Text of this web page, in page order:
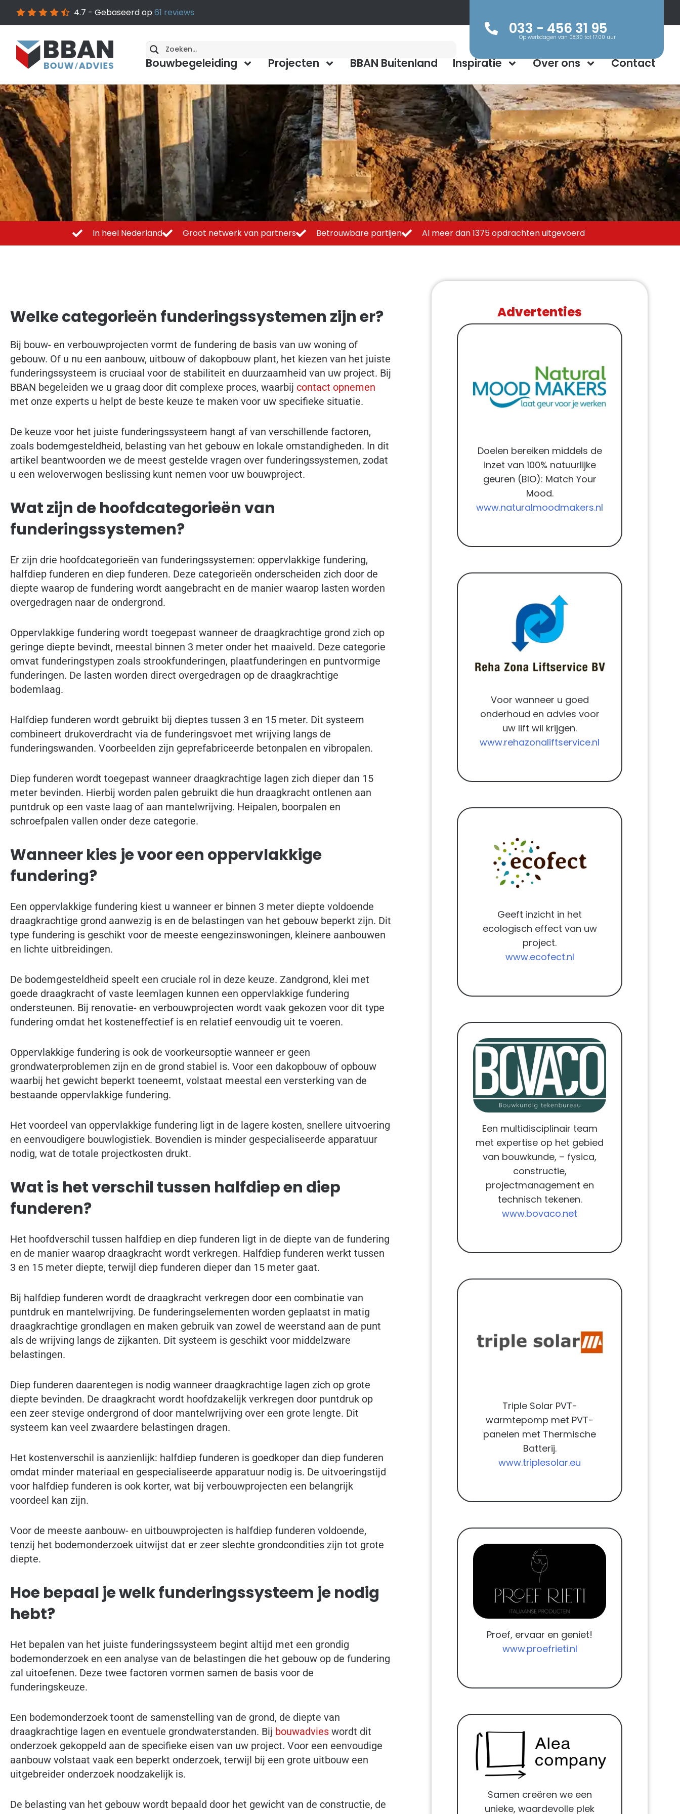
4.7 - Gebaseerd op 61 reviews
033 - 456 31 95
Op werkdagen van 08:30 tot 17:00 uur
Bouwbegeleiding Projecten BBAN Buitenland Inspiratie Over ons Contact
In heel Nederland Groot netwerk van partners Betrouwbare partijen Al meer dan 1375 opdrachten uitgevoerd
Welke categorieën funderingssystemen zijn er?
Bij bouw- en verbouwprojecten vormt de fundering de basis van uw woning of
gebouw. Of u nu een aanbouw, uitbouw of dakopbouw plant, het kiezen van het juiste
funderingssysteem is cruciaal voor de stabiliteit en duurzaamheid van uw project. Bij
BBAN begeleiden we u graag door dit complexe proces, waarbij contact opnemen
met onze experts u helpt de beste keuze te maken voor uw specifieke situatie.
De keuze voor het juiste funderingssysteem hangt af van verschillende factoren,
zoals bodemgesteldheid, belasting van het gebouw en lokale omstandigheden. In dit
artikel beantwoorden we de meest gestelde vragen over funderingssystemen, zodat
u een weloverwogen beslissing kunt nemen voor uw bouwproject.
Wat zijn de hoofdcategorieën van
funderingssystemen?
Er zijn drie hoofdcategorieën van funderingssystemen: oppervlakkige fundering,
halfdiep funderen en diep funderen. Deze categorieën onderscheiden zich door de
diepte waarop de fundering wordt aangebracht en de manier waarop lasten worden
overgedragen naar de ondergrond.
Oppervlakkige fundering wordt toegepast wanneer de draagkrachtige grond zich op
geringe diepte bevindt, meestal binnen 3 meter onder het maaiveld. Deze categorie
omvat funderingstypen zoals strookfunderingen, plaatfunderingen en puntvormige
funderingen. De lasten worden direct overgedragen op de draagkrachtige
bodemlaag.
Halfdiep funderen wordt gebruikt bij dieptes tussen 3 en 15 meter. Dit systeem
combineert drukoverdracht via de funderingsvoet met wrijving langs de
funderingswanden. Voorbeelden zijn geprefabriceerde betonpalen en vibropalen.
Diep funderen wordt toegepast wanneer draagkrachtige lagen zich dieper dan 15
meter bevinden. Hierbij worden palen gebruikt die hun draagkracht ontlenen aan
puntdruk op een vaste laag of aan mantelwrijving. Heipalen, boorpalen en
schroefpalen vallen onder deze categorie.
Wanneer kies je voor een oppervlakkige
fundering?
Een oppervlakkige fundering kiest u wanneer er binnen 3 meter diepte voldoende
draagkrachtige grond aanwezig is en de belastingen van het gebouw beperkt zijn. Dit
type fundering is geschikt voor de meeste eengezinswoningen, kleinere aanbouwen
en lichte uitbreidingen.
De bodemgesteldheid speelt een cruciale rol in deze keuze. Zandgrond, klei met
goede draagkracht of vaste leemlagen kunnen een oppervlakkige fundering
ondersteunen. Bij renovatie- en verbouwprojecten wordt vaak gekozen voor dit type
fundering omdat het kosteneffectief is en relatief eenvoudig uit te voeren.
Oppervlakkige fundering is ook de voorkeursoptie wanneer er geen
grondwaterproblemen zijn en de grond stabiel is. Voor een dakopbouw of opbouw
waarbij het gewicht beperkt toeneemt, volstaat meestal een versterking van de
bestaande oppervlakkige fundering.
Het voordeel van oppervlakkige fundering ligt in de lagere kosten, snellere uitvoering
en eenvoudigere bouwlogistiek. Bovendien is minder gespecialiseerde apparatuur
nodig, wat de totale projectkosten drukt.
Wat is het verschil tussen halfdiep en diep
funderen?
Het hoofdverschil tussen halfdiep en diep funderen ligt in de diepte van de fundering
en de manier waarop draagkracht wordt verkregen. Halfdiep funderen werkt tussen
3 en 15 meter diepte, terwijl diep funderen dieper dan 15 meter gaat.
Bij halfdiep funderen wordt de draagkracht verkregen door een combinatie van
puntdruk en mantelwrijving. De funderingselementen worden geplaatst in matig
draagkrachtige grondlagen en maken gebruik van zowel de weerstand aan de punt
als de wrijving langs de zijkanten. Dit systeem is geschikt voor middelzware
belastingen.
Diep funderen daarentegen is nodig wanneer draagkrachtige lagen zich op grote
diepte bevinden. De draagkracht wordt hoofdzakelijk verkregen door puntdruk op
een zeer stevige ondergrond of door mantelwrijving over een grote lengte. Dit
systeem kan veel zwaardere belastingen dragen.
Het kostenverschil is aanzienlijk: halfdiep funderen is goedkoper dan diep funderen
omdat minder materiaal en gespecialiseerde apparatuur nodig is. De uitvoeringstijd
voor halfdiep funderen is ook korter, wat bij verbouwprojecten een belangrijk
voordeel kan zijn.
Voor de meeste aanbouw- en uitbouwprojecten is halfdiep funderen voldoende,
tenzij het bodemonderzoek uitwijst dat er zeer slechte grondcondities zijn tot grote
diepte.
Hoe bepaal je welk funderingssysteem je nodig
hebt?
Het bepalen van het juiste funderingssysteem begint altijd met een grondig
bodemonderzoek en een analyse van de belastingen die het gebouw op de fundering
zal uitoefenen. Deze twee factoren vormen samen de basis voor de
funderingskeuze.
Een bodemonderzoek toont de samenstelling van de grond, de diepte van
draagkrachtige lagen en eventuele grondwaterstanden. Bij bouwadvies wordt dit
onderzoek gekoppeld aan de specifieke eisen van uw project. Voor een eenvoudige
aanbouw volstaat vaak een beperkt onderzoek, terwijl bij een grote uitbouw een
uitgebreider onderzoek noodzakelijk is.
De belasting van het gebouw wordt bepaald door het gewicht van de constructie, de
Advertenties
Doelen bereiken middels de
inzet van 100% natuurlijke
geuren (BIO): Match Your
Mood.
www.naturalmoodmakers.nl
Voor wanneer u goed
onderhoud en advies voor
uw lift wil krijgen.
www.rehazonaliftservice.nl
Geeft inzicht in het
ecologisch effect van uw
project.
www.ecofect.nl
Een multidisciplinair team
met expertise op het gebied
van bouwkunde, – fysica,
constructie,
projectmanagement en
technisch tekenen.
www.bovaco.net
Triple Solar PVT-
warmtepomp met PVT-
panelen met Thermische
Batterij.
www.triplesolar.eu
Proef, ervaar en geniet!
www.proefrieti.nl
Samen creëren we een
unieke, waardevolle plek